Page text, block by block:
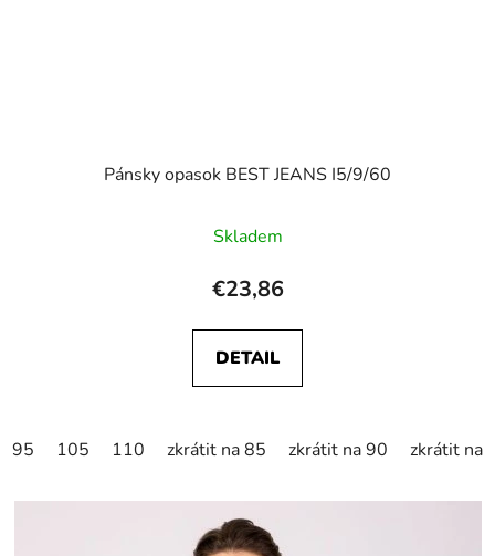
Pánsky opasok BEST JEANS I5/9/60
Skladem
€23,86
DETAIL
95 105 110 zkrátit na 85 zkrátit na 90 zkrátit na